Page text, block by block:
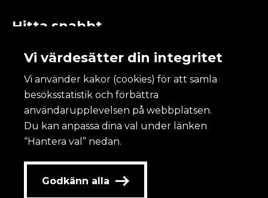
Hitta snabbt
Publikationer och statistik
Kulturdatabasen
Aktuellt
Kalendarium
Kulturanalys
Om Kulturanalys
Vi värdesätter din integritet
Vi använder kakor (cookies) för att samla
besöksstatistik och förbättra
användarupplevelsen på webbplatsen.
Du kan anpassa dina val under länken
“Hantera val” nedan.
Godkänn alla